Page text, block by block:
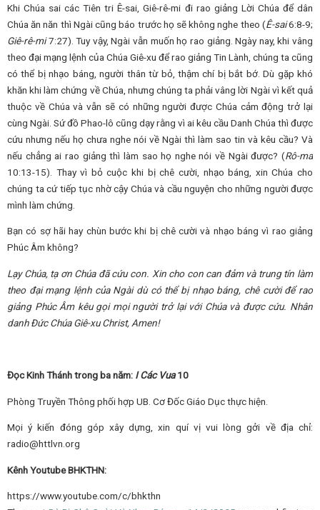
Khi Chúa sai các Tiên tri Ê-sai, Giê-rê-mi đi rao giảng Lời Chúa để dân
Chúa ăn năn thì Ngài cũng báo trước họ sẽ không nghe theo (Ê-sai6:8-9;
Giê-rê-mi7:27). Tuy vậy, Ngài vẫn muốn họ rao giảng. Ngày nay, khi vâng
theo đại mạng lệnh của Chúa Giê-xu để rao giảng Tin Lành, chúng ta cũng
có thể bị nhạo báng, người thân từ bỏ, thậm chí bị bắt bớ. Dù gặp khó
khăn khi làm chứng về Chúa, nhưng chúng ta phải vâng lời Ngài vì kết quả
thuộc về Chúa và vẫn sẽ có những người được Chúa cảm động trở lại
cùng Ngài. Sứ đồ Phao-lô cũng dạy rằng vì ai kêu cầu Danh Chúa thì được
cứu nhưng nếu họ chưa nghe nói về Ngài thì làm sao tin và kêu cầu? Và
nếu chẳng ai rao giảng thì làm sao họ nghe nói về Ngài được? (Rô-ma
10:13-15). Thay vì bỏ cuộc khi bị chê cười, nhạo báng, xin Chúa cho
chúng ta cứ tiếp tục nhờ cậy Chúa và cầu nguyện cho những người được
mình làm chứng.
Bạn có sợ hãi hay chùn bước khi bị chê cười và nhạo báng vì rao giảng
Phúc Âm không?
Lạy Chúa, tạ ơn Chúa đã cứu con. Xin cho con can đảm và trung tín làm
theo đại mạng lệnh của Ngài dù có thể bị nhạo báng, chê cười để rao
giảng Phúc Âm kêu gọi mọi người trở lại với Chúa và được cứu. Nhân
danh Đức Chúa Giê-xu Christ, Amen!
Đọc Kinh Thánh trong ba năm: I Các Vua10
Phòng Truyền Thông phối hợp UB. Cơ Đốc Giáo Dục thực hiện.
Mọi ý kiến đóng góp xây dựng, xin quí vị vui lòng gởi về địa chỉ:
radio@httlvn.org
Kênh Youtube BHKTHN:
https://www.youtube.com/c/bhkthn